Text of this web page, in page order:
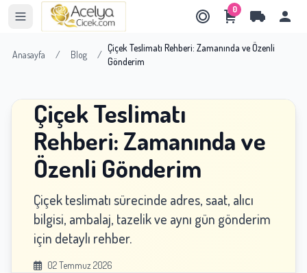
0
Anasayfa / Blog /
Çiçek Teslimatı Rehberi: Zamanında ve Özenli
Gönderim
Çiçek Teslimatı
Rehberi: Zamanında ve
Özenli Gönderim
Çiçek teslimatı sürecinde adres, saat, alıcı
bilgisi, ambalaj, tazelik ve aynı gün gönderim
için detaylı rehber.
02 Temmuz 2026